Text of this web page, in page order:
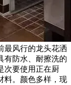
最风行的龙头花洒
有防水、耐擦洗的
次要使用正在厨
料。颜色多样，现